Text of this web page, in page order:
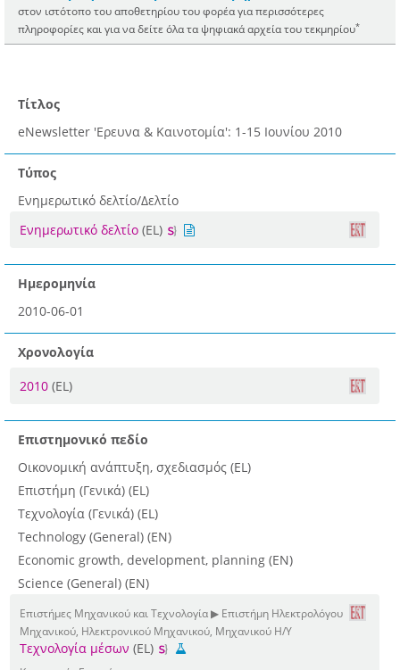
στον ιστότοπο του αποθετηρίου του φορέα για περισσότερες
πληροφορίες και για να δείτε όλα τα ψηφιακά αρχεία του τεκμηρίου*
Τίτλος
eNewsletter 'Ερευνα & Καινοτομία': 1-15 Ιουνίου 2010
Τύπος
Ενημερωτικό δελτίο/Δελτίο
Ενημερωτικό δελτίο (EL)
Ημερομηνία
2010-06-01
Χρονολογία
2010 (EL)
Επιστημονικό πεδίο
Οικονομική ανάπτυξη, σχεδιασμός (EL)
Επιστήμη (Γενικά) (EL)
Τεχνολογία (Γενικά) (EL)
Technology (General) (EN)
Economic growth, development, planning (EN)
Science (General) (EN)
Επιστήμες Μηχανικού και Τεχνολογία ▶ Επιστήμη Ηλεκτρολόγου
Μηχανικού, Ηλεκτρονικού Μηχανικού, Μηχανικού Η/Υ
Τεχνολογία μέσων (EL)